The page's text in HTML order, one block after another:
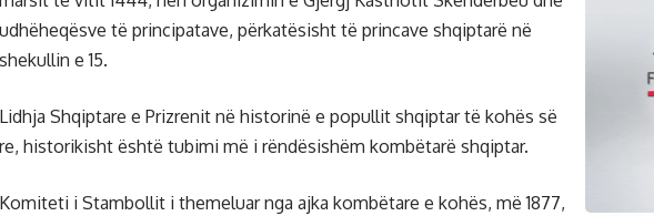
udhëheqësve të principatave, përkatësisht të princave shqiptarë në
shekullin e 15.
Lidhja Shqiptare e Prizrenit në historinë e popullit shqiptar të kohës së
re, historikisht është tubimi më i rëndësishëm kombëtarë shqiptar.
Komiteti i Stambollit i themeluar nga ajka kombëtare e kohës, më 1877,